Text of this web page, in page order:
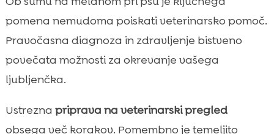
pomena nemudoma poiskati veterinarsko pomoč.
Pravočasna diagnoza in zdravljenje bistveno
povečata možnosti za okrevanje vašega
ljubljenčka.
Ustrezna priprava na veterinarski pregled
obsega več korakov. Pomembno je temeljito